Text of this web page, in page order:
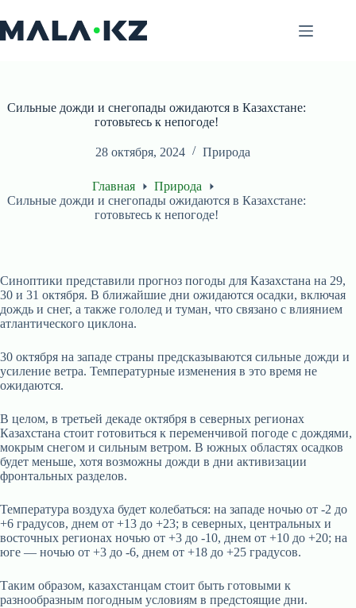
к
сути
Сильные дожди и снегопады ожидаются в Казахстане:
готовьтесь к непогоде!
28 октября, 2024 Природа
Главная
Природа
Сильные дожди и снегопады ожидаются в Казахстане:
готовьтесь к непогоде!
Синоптики представили прогноз погоды для Казахстана на 29,
30 и 31 октября. В ближайшие дни ожидаются осадки, включая
дождь и снег, а также гололед и туман, что связано с влиянием
атлантического циклона.
30 октября на западе страны предсказываются сильные дожди и
усиление ветра. Температурные изменения в это время не
ожидаются.
В целом, в третьей декаде октября в северных регионах
Казахстана стоит готовиться к переменчивой погоде с дождями,
мокрым снегом и сильным ветром. В южных областях осадков
будет меньше, хотя возможны дожди в дни активизации
фронтальных разделов.
Температура воздуха будет колебаться: на западе ночью от -2 до
+6 градусов, днем от +13 до +23; в северных, центральных и
восточных регионах ночью от +3 до -10, днем от +10 до +20; на
юге — ночью от +3 до -6, днем от +18 до +25 градусов.
Таким образом, казахстанцам стоит быть готовыми к
разнообразным погодным условиям в предстоящие дни.